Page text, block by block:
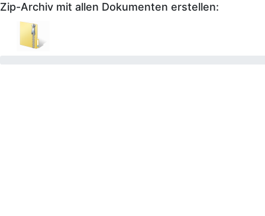
Zip-Archiv mit allen Dokumenten erstellen: